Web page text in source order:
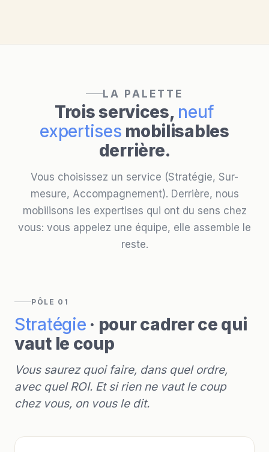
LA PALETTE
Trois services, neuf
expertises mobilisables
derrière.
Vous choisissez un service (Stratégie, Sur-
mesure, Accompagnement). Derrière, nous
mobilisons les expertises qui ont du sens chez
vous: vous appelez une équipe, elle assemble le
reste.
PÔLE 01
Stratégie · pour cadrer ce qui
vaut le coup
Vous saurez quoi faire, dans quel ordre,
avec quel ROI. Et si rien ne vaut le coup
chez vous, on vous le dit.